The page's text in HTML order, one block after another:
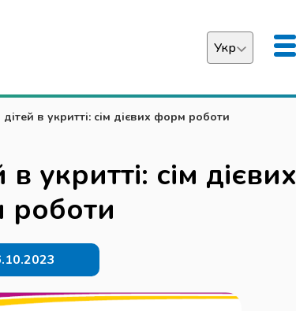
Укр
English
в укритті: сім дієвих форм роботи
укритті: сім дієвих